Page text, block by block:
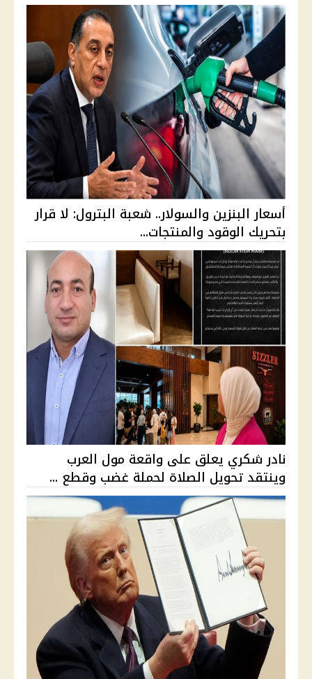
أسعار البنزين والسولار.. شعبة البترول: لا قرار
بتحريك الوقود والمنتجات...
نادر شكري يعلق على واقعة مول العرب
وينتقد تحويل الصلاة لحملة غضب وقطع ...